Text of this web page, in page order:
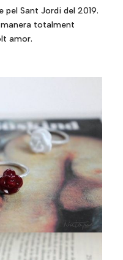
pel Sant Jordi del 2019.
totalment
amor.